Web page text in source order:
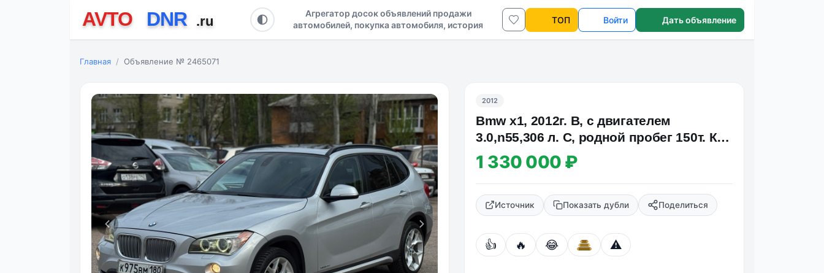
Агрегатор досок объявлений продажи
автомобилей, покупка автомобиля, история
авто в ДНР и ЛНР
ТОП Войти Дать объявление
Главная Объявление № 2465071
2012
Bmw x1, 2012г. В, с двигателем
3.0,n55,306 л. С, pодной пpобег 150т. Км,
полный привoд, aв…
1 330 000 ₽
Источник Показать дубли Поделиться
👍 🔥 😂 ⚠️